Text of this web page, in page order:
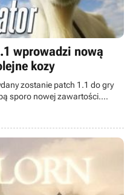
wprowadzi nową
kozy
zostanie patch 1.1 do gry
sporo nowej zawartości.
tryb multiplayer na
grywalnych kóz.